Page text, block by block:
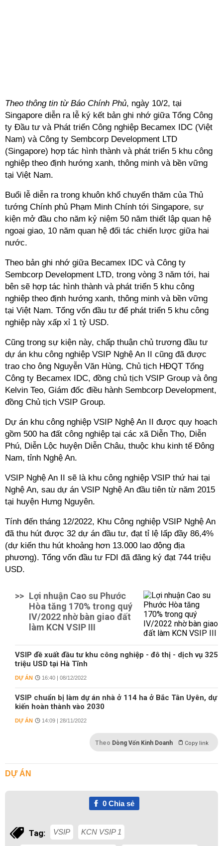
Theo thông tin từ Báo Chính Phủ, ngày 10/2, tại
Singapore diễn ra lễ ký kết bản ghi nhớ giữa Tổng Công
ty Đầu tư và Phát triển Công nghiệp Becamex IDC (Việt
Nam) và Công ty Sembcorp Development LTD
(Singapore) hợp tác hình thành và phát triển 5 khu công
nghiệp theo định hướng xanh, thông minh và bền vững
tại Việt Nam.
Buổi lễ diễn ra trong khuôn khổ chuyến thăm của Thủ
tướng Chính phủ Phạm Minh Chính tới Singapore, sự
kiện mở đầu cho năm kỷ niệm 50 năm thiết lập quan hệ
ngoại giao, 10 năm quan hệ đối tác chiến lược giữa hai
nước.
Theo bản ghi nhớ giữa Becamex IDC và Công ty
Sembcorp Development LTD, trong vòng 3 năm tới, hai
bên sẽ hợp tác hình thành và phát triển 5 khu công
nghiệp theo định hướng xanh, thông minh và bền vững
tại Việt Nam. Tổng vốn đầu tư để phát triển 5 khu công
nghiệp này xấp xỉ 1 tỷ USD.
Cũng trong sự kiện này, chấp thuận chủ trương đầu tư
dự án khu công nghiệp VSIP Nghệ An II cũng đã được
trao cho ông Nguyễn Văn Hùng, Chủ tịch HĐQT Tổng
Công ty Becamex IDC, đồng chủ tịch VSIP Group và ông
Kelvin Teo, Giám đốc điều hành Sembcorp Development,
đồng Chủ tịch VSIP Group.
Dự án khu công nghiệp VSIP Nghệ An II được quy hoạch
gồm 500 ha đất công nghiệp tại các xã Diễn Thọ, Diễn
Phú, Diễn Lộc huyện Diễn Châu, thuộc khu kinh tế Đông
Nam, tỉnh Nghệ An.
VSIP Nghệ An II sẽ là khu công nghiệp VSIP thứ hai tại
Nghệ An, sau dự án VSIP Nghệ An đầu tiên từ năm 2015
tại huyện Hưng Nguyên.
Tính đến tháng 12/2022, Khu Công nghiệp VSIP Nghệ An
đã thu hút được 32 dự án đầu tư, đạt tỉ lệ lấp đầy 86,4%
(dự kiến thu hút khoảng hơn 13.000 lao động địa
phương). Tổng vốn đầu tư FDI đã đăng ký đạt 744 triệu
USD.
>> Lợi nhuận Cao su Phước
Hòa tăng 170% trong quý
IV/2022 nhờ bàn giao đất
làm KCN VSIP III
VSIP đề xuất đầu tư khu công nghiệp - đô thị - dịch vụ 325
triệu USD tại Hà Tĩnh
DỰ ÁN 16:40 | 08/12/2022
VSIP chuẩn bị làm dự án nhà ở 114 ha ở Bắc Tân Uyên, dự
kiến hoàn thành vào 2030
DỰ ÁN 14:09 | 28/11/2022
Theo Dòng Vốn Kinh Doanh Copy link
DỰ ÁN
0Chia sẻ
Tag: VSIP KCN VSIP 1